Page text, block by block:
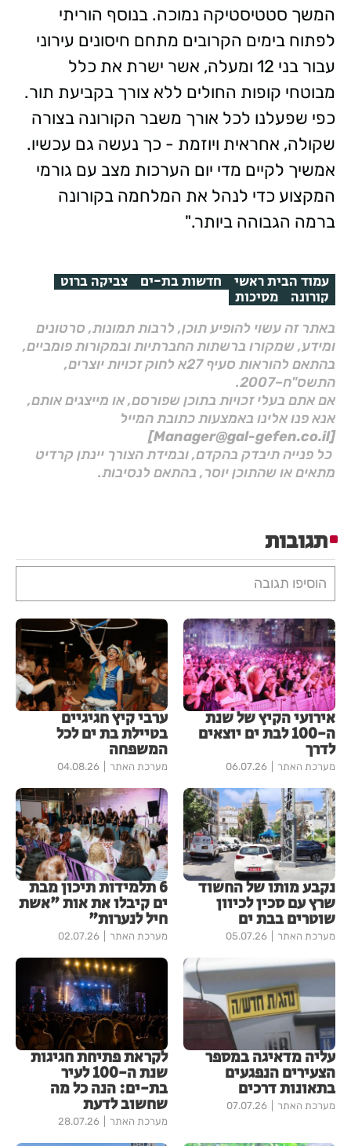
המשך סטטיסטיקה נמוכה. בנוסף הוריתי
לפתוח בימים הקרובים מתחם חיסונים עירוני
עבור בני 12 ומעלה, אשר ישרת את כלל
מבוטחי קופות החולים ללא צורך בקביעת תור.
כפי שפעלנו לכל אורך משבר הקורונה בצורה
שקולה, אחראית ויוזמת - כך נעשה גם עכשיו.
אמשיך לקיים מדי יום הערכות מצב עם גורמי
המקצוע כדי לנהל את המלחמה בקורונה
ברמה הגבוהה ביותר."
עמוד הבית ראשי חדשות בת-ים צביקה ברוט
קורונה מסיכות
באתר זה עשוי להופיע תוכן, לרבות תמונות, סרטונים
ומידע, שמקורו ברשתות החברתיות ובמקורות פומביים,
בהתאם להוראות סעיף 27א לחוק זכויות יוצרים,
התשס"ח–2007.
אם אתם בעלי זכויות בתוכן שפורסם, או מייצגים אותם,
אנא פנו אלינו באמצעות כתובת המייל
[Manager@gal-gefen.co.il]
כל פנייה תיבדק בהקדם, ובמידת הצורך יינתן קרדיט
מתאים או שהתוכן יוסר, בהתאם לנסיבות.
תגובות
הוסיפו תגובה
אירועי הקיץ של שנת
ה-100 לבת ים יוצאים
לדרך
מערכת האתר 06.07.26
ערבי קיץ חגיגיים
בטיילת בת ים לכל
המשפחה
מערכת האתר 04.08.26
נקבע מותו של החשוד
שרץ עם סכין לכיוון
שוטרים בבת ים
מערכת האתר 05.07.26
6 תלמידות תיכון מבת
ים קיבלו את אות "אשת
חיל לנערות"
מערכת האתר 02.07.26
עליה מדאיגה במספר
הצעירים הנפגעים
בתאונות דרכים
מערכת האתר 07.07.26
לקראת פתיחת חגיגות
שנת ה-100 לעיר
בת-ים: הנה כל מה
שחשוב לדעת
מערכת האתר 28.07.26